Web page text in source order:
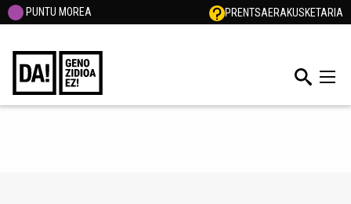
PUNTU MOREA PRENTSAERAKUSKETARIA